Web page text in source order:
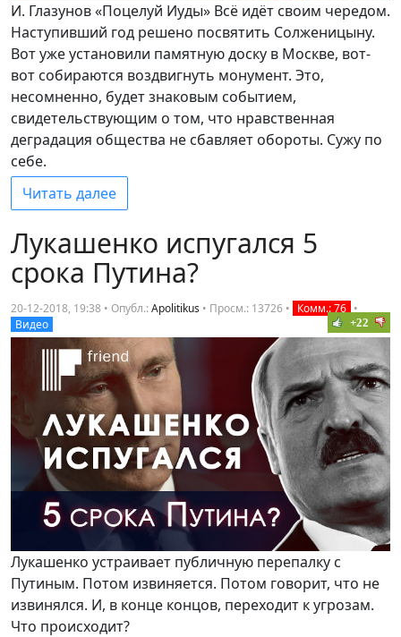
И. Глазунов «Поцелуй Иуды» Всё идёт своим чередом.
Наступивший год решено посвятить Солженицыну.
Вот уже установили памятную доску в Москве, вот-
вот собираются воздвигнуть монумент. Это,
несомненно, будет знаковым событием,
свидетельствующим о том, что нравственная
деградация общества не сбавляет обороты. Сужу по
себе.
Читать далее
Лукашенко испугался 5
срока Путина?
20-12-2018, 19:38 • Опубл.:Apolitikus • Просм.: 13726 • Комм.: 76 •
Видео
+22
Лукашенко устраивает публичную перепалку с
Путиным. Потом извиняется. Потом говорит, что не
извинялся. И, в конце концов, переходит к угрозам.
Что происходит?